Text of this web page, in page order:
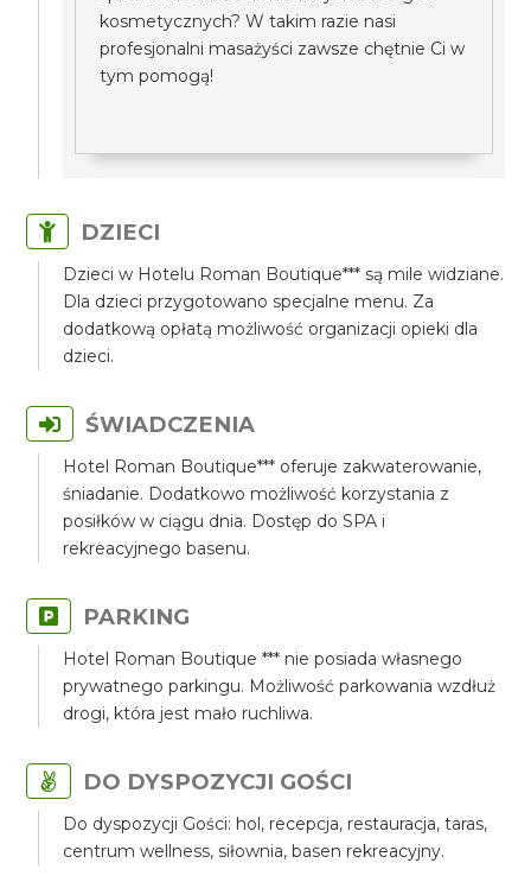
kosmetycznych? W takim razie nasi
profesjonalni masażyści zawsze chętnie Ci w
tym pomogą!
DZIECI
Dzieci w Hotelu Roman Boutique*** są mile widziane.
Dla dzieci przygotowano specjalne menu. Za
dodatkową opłatą możliwość organizacji opieki dla
dzieci.
ŚWIADCZENIA
Hotel Roman Boutique*** oferuje zakwaterowanie,
śniadanie. Dodatkowo możliwość korzystania z
posiłków w ciągu dnia. Dostęp do SPA i
rekreacyjnego basenu.
PARKING
Hotel Roman Boutique *** nie posiada własnego
prywatnego parkingu. Możliwość parkowania wzdłuż
drogi, która jest mało ruchliwa.
DO DYSPOZYCJI GOŚCI
Do dyspozycji Gości: hol, recepcja, restauracja, taras,
centrum wellness, siłownia, basen rekreacyjny.